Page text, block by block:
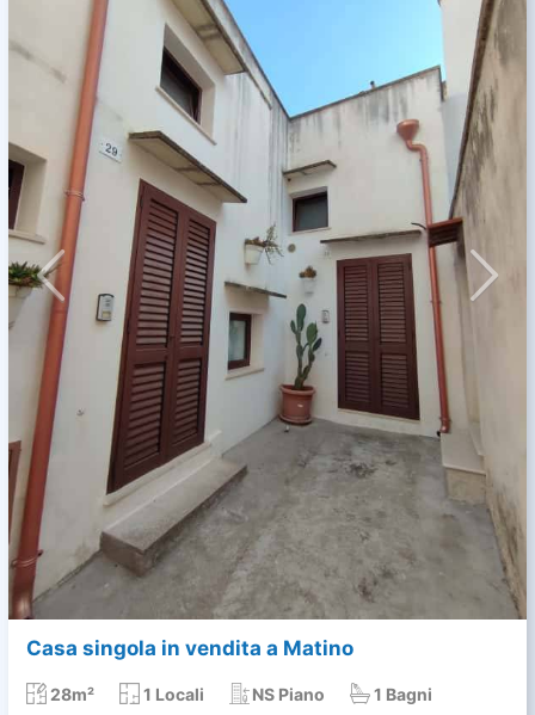
Casa singola in vendita a Matino
28m² 1 Locali NS Piano 1 Bagni